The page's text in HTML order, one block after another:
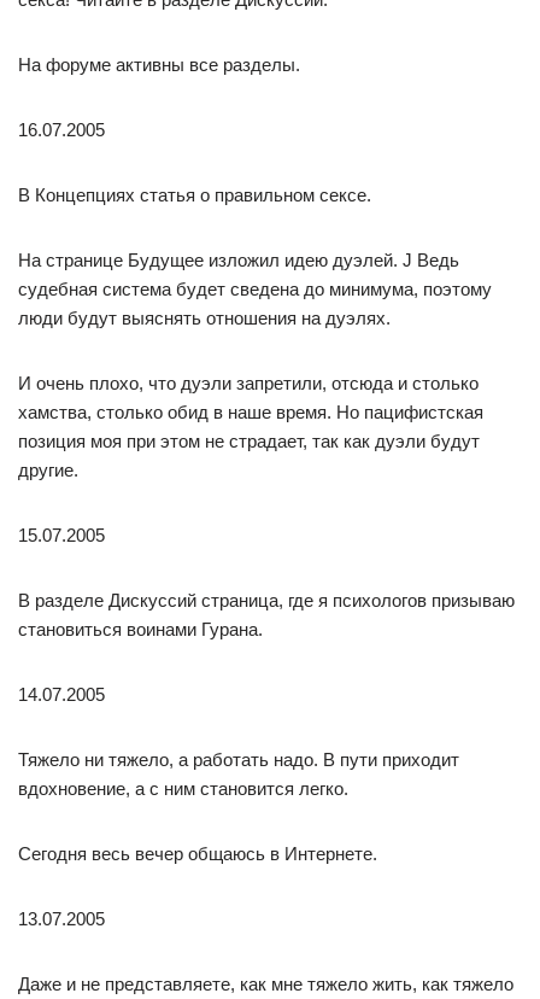
На форуме активны все разделы.
16.07.2005
В Концепциях статья о правильном сексе.
На странице Будущее изложил идею дуэлей. J Ведь
судебная система будет сведена до минимума, поэтому
люди будут выяснять отношения на дуэлях.
И очень плохо, что дуэли запретили, отсюда и столько
хамства, столько обид в наше время. Но пацифистская
позиция моя при этом не страдает, так как дуэли будут
другие.
15.07.2005
В разделе Дискуссий страница, где я психологов призываю
становиться воинами Гурана.
14.07.2005
Тяжело ни тяжело, а работать надо. В пути приходит
вдохновение, а с ним становится легко.
Сегодня весь вечер общаюсь в Интернете.
13.07.2005
Даже и не представляете, как мне тяжело жить, как тяжело